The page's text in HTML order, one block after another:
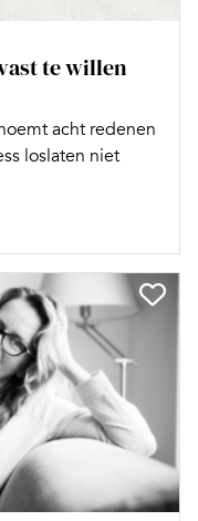
te willen
acht redenen
loslaten niet